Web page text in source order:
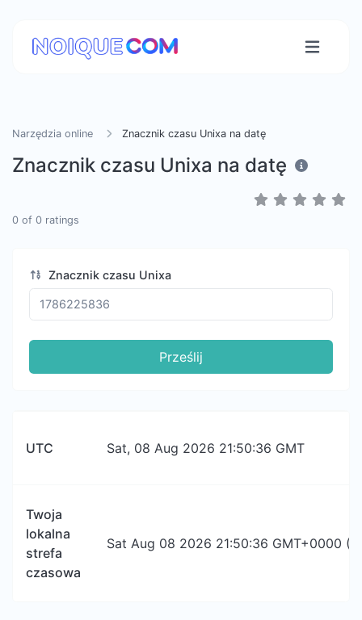
Narzędzia online Znacznik czasu Unixa na datę
Znacznik czasu Unixa na datę
0 of 0 ratings
Znacznik czasu Unixa
Prześlij
UTC Sat, 08 Aug 2026 21:50:36 GMT
Twoja
lokalna
strefa
czasowa
Sat Aug 08 2026 21:50:36 GMT+0000